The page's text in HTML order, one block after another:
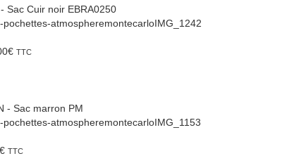
Sac Cuir noir EBRA0250
€ TTC
- Sac marron PM
€ TTC